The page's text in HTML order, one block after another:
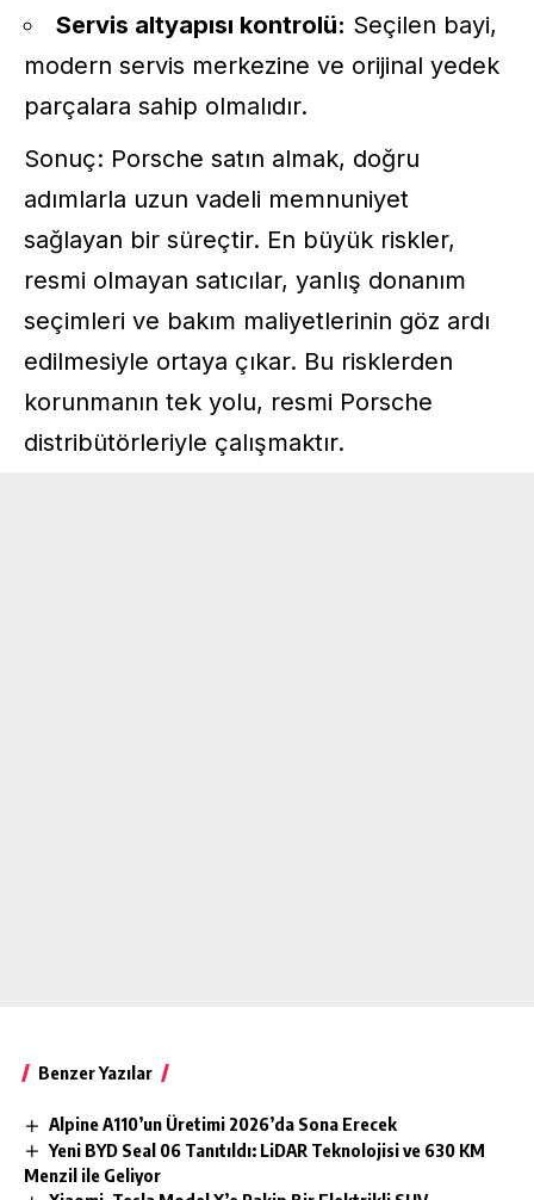
Servis altyapısı kontrolü: Seçilen bayi,
modern servis merkezine ve orijinal yedek
parçalara sahip olmalıdır.
Sonuç: Porsche satın almak, doğru
adımlarla uzun vadeli memnuniyet
sağlayan bir süreçtir. En büyük riskler,
resmi olmayan satıcılar, yanlış donanım
seçimleri ve bakım maliyetlerinin göz ardı
edilmesiyle ortaya çıkar. Bu risklerden
korunmanın tek yolu, resmi Porsche
distribütörleriyle çalışmaktır.
Benzer Yazılar
Alpine A110’un Üretimi 2026’da Sona Erecek
Yeni BYD Seal 06 Tanıtıldı: LiDAR Teknolojisi ve 630 KM
Menzil ile Geliyor